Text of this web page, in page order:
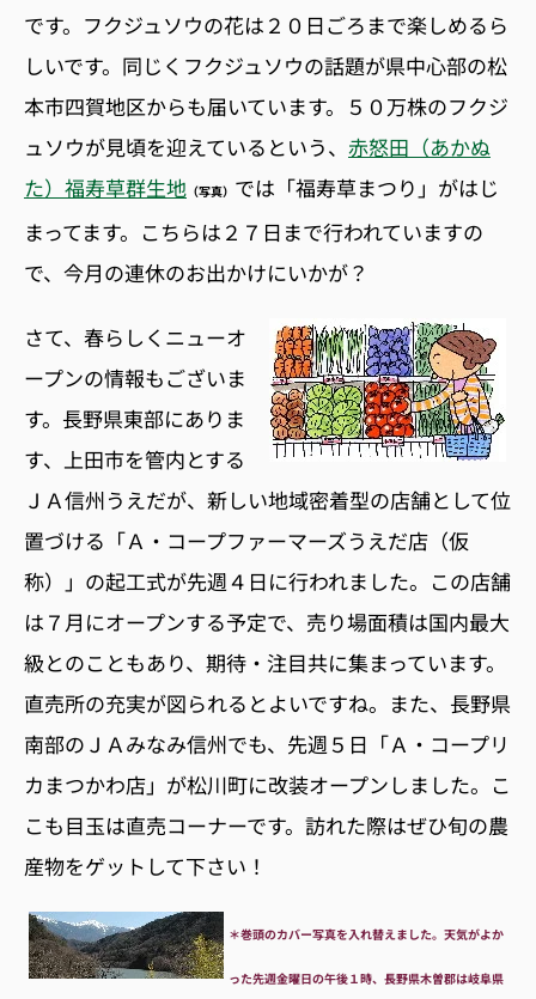
です。フクジュソウの花は２０日ごろまで楽しめるら
しいです。同じくフクジュソウの話題が県中心部の松
本市四賀地区からも届いています。５０万株のフクジ
ュソウが見頃を迎えているという、 赤怒田（あかぬ
た）福寿草群生地 （写真） では「福寿草まつり」がはじ
まってます。こちらは２７日まで行われていますの
で、今月の連休のお出かけにいかが？
さて、春らしくニューオ
ープンの情報もございま
す。長野県東部にありま
す、上田市を管内とする
ＪＡ信州うえだが、新しい地域密着型の店舗として位
置づける「Ａ・コープファーマーズうえだ店（仮
称）」の起工式が先週４日に行われました。この店舗
は７月にオープンする予定で、売り場面積は国内最大
級とのこともあり、期待・注目共に集まっています。
直売所の充実が図られるとよいですね。また、長野県
南部のＪＡみなみ信州でも、先週５日「Ａ・コープリ
カまつかわ店」が松川町に改装オープンしました。こ
こも目玉は直売コーナーです。訪れた際はぜひ旬の農
産物をゲットして下さい！
＊巻頭のカバー写真を入れ替えました。天気がよか
った先週金曜日の午後１時、長野県木曽郡は岐阜県